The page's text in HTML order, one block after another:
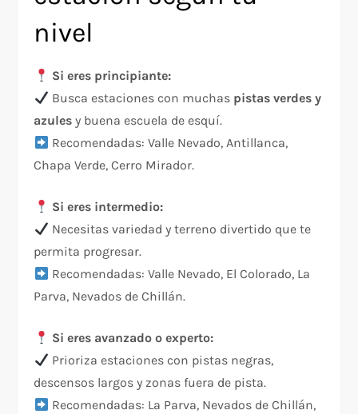
nivel
Si eres principiante:
Busca estaciones con muchas pistas verdes y
azules y buena escuela de esquí.
Recomendadas: Valle Nevado, Antillanca,
Chapa Verde, Cerro Mirador.
Si eres intermedio:
Necesitas variedad y terreno divertido que te
permita progresar.
Recomendadas: Valle Nevado, El Colorado, La
Parva, Nevados de Chillán.
Si eres avanzado o experto:
Prioriza estaciones con pistas negras,
descensos largos y zonas fuera de pista.
Recomendadas: La Parva, Nevados de Chillán,